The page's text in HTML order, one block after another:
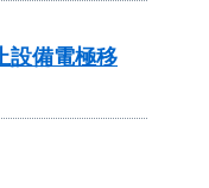
設備電極移